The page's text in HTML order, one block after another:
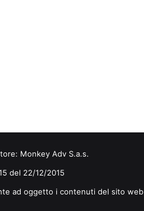
Monkey Adv S.a.s.
del 22/12/2015
ad oggetto i contenuti del sito web